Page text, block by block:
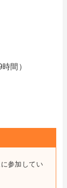
間）
参加してい